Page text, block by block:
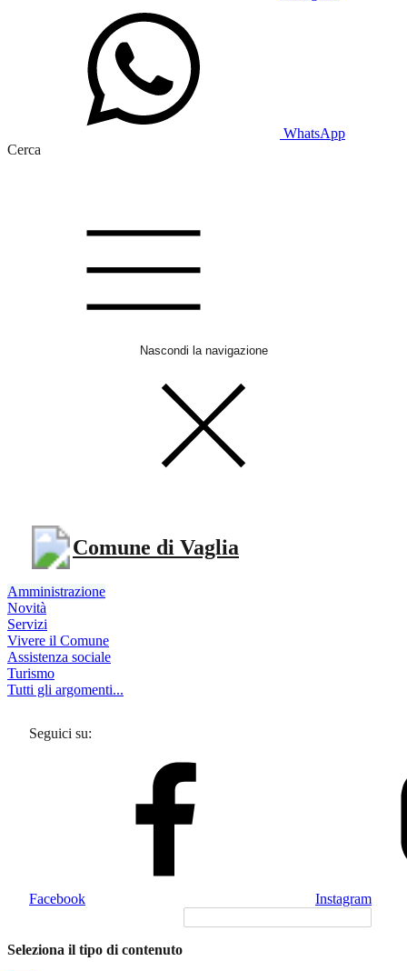
WhatsApp
Cerca
Nascondi la navigazione
Comune di Vaglia
Amministrazione
Novità
Servizi
Vivere il Comune
Assistenza sociale
Turismo
Tutti gli argomenti...
Seguici su:
Facebook Instagram
Seleziona il tipo di contenuto